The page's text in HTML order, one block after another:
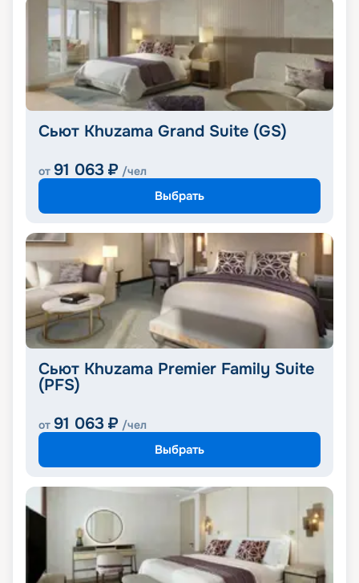
Сьют Khuzama Grand Suite (GS)
от 91 063 ₽ /чел
Выбрать
Сьют Khuzama Premier Family Suite
(PFS)
от 91 063 ₽ /чел
Выбрать